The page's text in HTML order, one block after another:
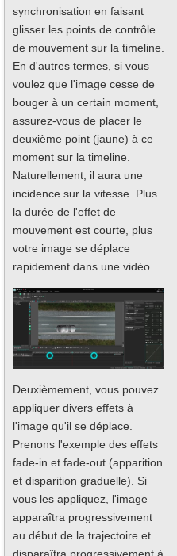
synchronisation en faisant
glisser les points de contrôle
de mouvement sur la timeline.
En d'autres termes, si vous
voulez que l'image cesse de
bouger à un certain moment,
assurez-vous de placer le
deuxième point (jaune) à ce
moment sur la timeline.
Naturellement, il aura une
incidence sur la vitesse. Plus
la durée de l'effet de
mouvement est courte, plus
votre image se déplace
rapidement dans une vidéo.
Deuxièmement, vous pouvez
appliquer divers effets à
l'image qu'il se déplace.
Prenons l'exemple des effets
fade-in et fade-out (apparition
et disparition graduelle). Si
vous les appliquez, l'image
apparaîtra progressivement
au début de la trajectoire et